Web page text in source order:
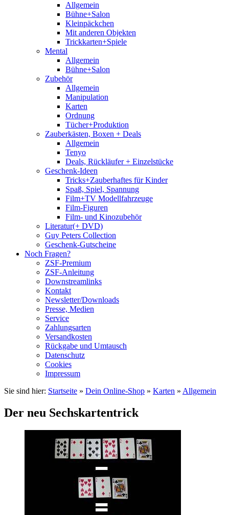
Allgemein
Bühne+Salon
Kleinpäckchen
Mit anderen Objekten
Trickkarten+Spiele
Mental
Allgemein
Bühne+Salon
Zubehör
Allgemein
Manipulation
Karten
Ordnung
Tücher+Produktion
Zauberkästen, Boxen + Deals
Allgemein
Tenyo
Deals, Rückläufer + Einzelstücke
Geschenk-Ideen
Tricks+Zauberhaftes für Kinder
Spaß, Spiel, Spannung
Film+TV Modellfahrzeuge
Film-Figuren
Film- und Kinozubehör
Literatur(+ DVD)
Guy Peters Collection
Geschenk-Gutscheine
Noch Fragen?
ZSF-Premium
ZSF-Anleitung
Downstreamlinks
Kontakt
Newsletter/Downloads
Presse, Medien
Service
Zahlungsarten
Versandkosten
Rückgabe und Umtausch
Datenschutz
Cookies
Impressum
Sie sind hier: Startseite » Dein Online-Shop » Karten » Allgemein
Der neu Sechskartentrick